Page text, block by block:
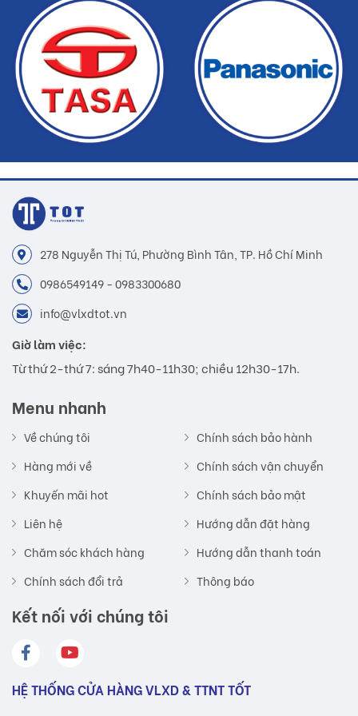
Buildshop cam kết:
Gạch THD-G05 mà Buildshop bán là sản phẩm chính hãng
Hoàn tiền nếu phát hiện hàng giả, hàng nhái
Dịch vụ nhanh chóng, tiết kiệm thời gian và tiền bạc cho khách
hàng
278 Nguyễn Thị Tú, Phường Bình Tân, TP. Hồ Chí Minh
0986549149 - 0983300680
info@vlxdtot.vn
Giờ làm việc:
Từ thứ 2-thứ 7: sáng 7h40-11h30; chiều 12h30-17h.
Menu nhanh
Về chúng tôi
Hàng mới về
Khuyến mãi hot
Liên hệ
Chăm sóc khách hàng
Chính sách đổi trả
Chính sách bảo hành
Chính sách vận chuyển
Chính sách bảo mật
Hướng dẫn đặt hàng
Hướng dẫn thanh toán
Thông báo
Kết nối với chúng tôi
HỆ THỐNG CỬA HÀNG VLXD & TTNT TỐT